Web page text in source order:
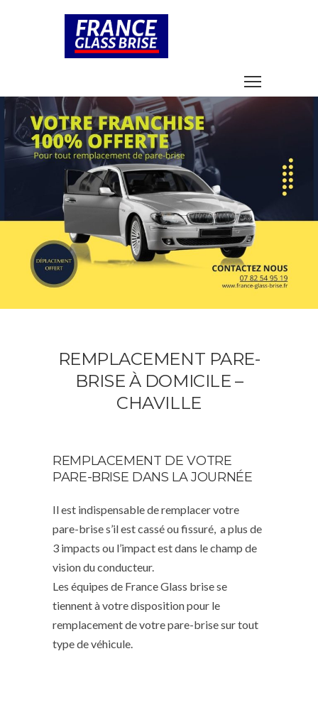
REMPLACEMENT PARE-
BRISE À DOMICILE –
CHAVILLE
REMPLACEMENT DE VOTRE
PARE-BRISE DANS LA JOURNÉE
Il est indispensable de remplacer votre
pare-brise s’il est cassé ou fissuré, a plus de
3 impacts ou l’impact est dans le champ de
vision du conducteur.
Les équipes de France Glass brise se
tiennent à votre disposition pour le
remplacement de votre pare-brise sur tout
type de véhicule.